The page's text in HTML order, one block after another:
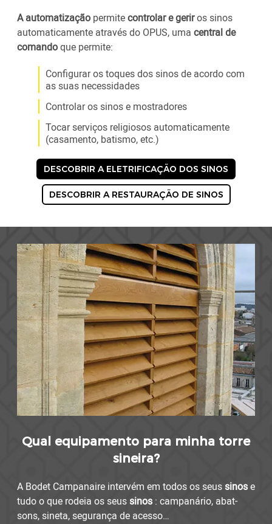
A automatização permitecontrolar e geriros sinos
automaticamente através do OPUS, uma central de
comandoque permite:
Configurar os toques dos sinos de acordo com
as suas necessidades
Controlar os sinos e mostradores
Tocar serviços religiosos automaticamente
(casamento, batismo, etc.)
DESCOBRIR A ELETRIFICAÇÃO DOS SINOS
DESCOBRIR A RESTAURAÇÃO DE SINOS
Qual equipamento para minha torre
sineira?
A Bodet Campanaire intervém em todos os seus sinose
tudo o que rodeia os seus sinos : campanário, abat-
sons, sineta, segurança de acesso…